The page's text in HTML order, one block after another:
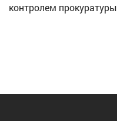
контролем прокуратуры